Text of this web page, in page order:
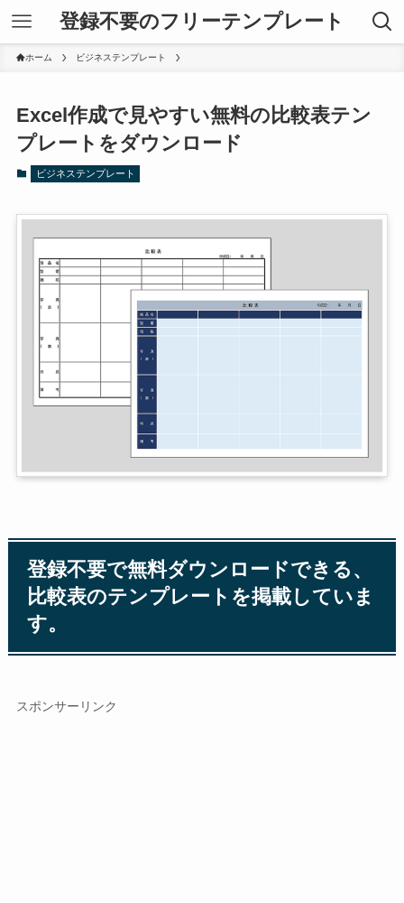
登録不要のフリーテンプレート
ホーム ビジネステンプレート
Excel作成で見やすい無料の比較表テン
プレートをダウンロード
ビジネステンプレート
登録不要で無料ダウンロードできる、
比較表のテンプレートを掲載していま
す。
スポンサーリンク